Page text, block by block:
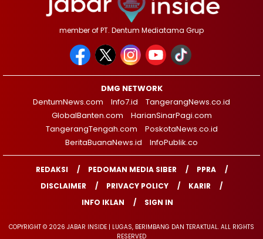
member of PT. Dentum Mediatama Grup
DMG NETWORK
DentumNews.com
Info7.id
TangerangNews.co.id
GlobalBanten.com
HarianSinarPagi.com
TangerangTengah.com
PoskotaNews.co.id
BeritaBuanaNews.id
InfoPublik.co
REDAKSI PEDOMAN MEDIA SIBER
PPRA
DISCLAIMER
PRIVACY POLICY
KARIR
INFO IKLAN
SIGN IN
COPYRIGHT © 2026 JABAR INSIDE | LUGAS, BERIMBANG DAN TERAKTUAL. ALL RIGHTS
RESERVED